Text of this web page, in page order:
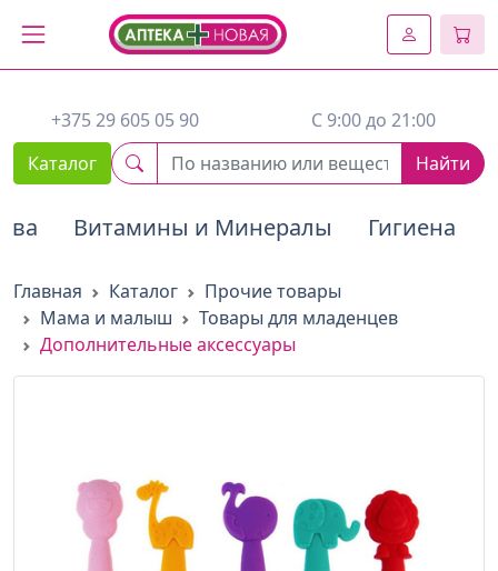
2. Вставьте этот код сразу же после открывающего тега :
+375 29 605 05 90
C 9:00 до 21:00
Каталог
Найти
Витамины и Минералы Гигиена
Главная Каталог
Прочие товары
Мама и малыш
Товары для младенцев
Дополнительные аксессуары